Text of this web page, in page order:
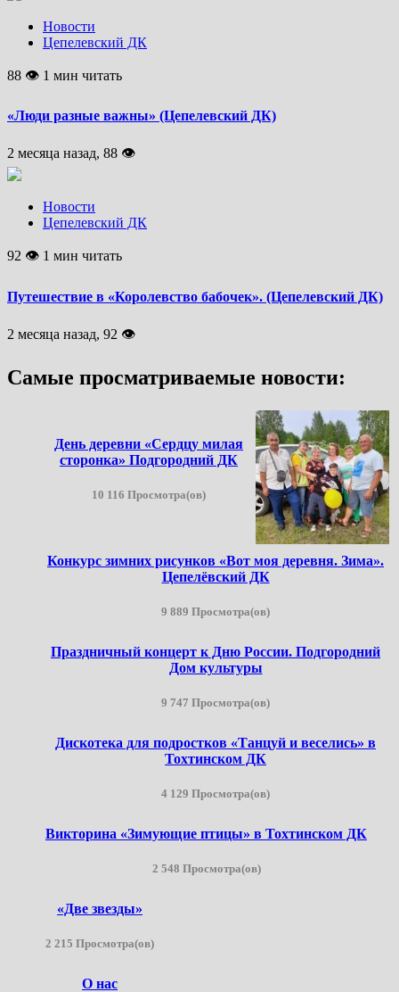
Новости
Цепелевский ДК
88 👁 1 мин читать
«Люди разные важны» (Цепелевский ДК)
2 месяца назад, 88 👁
Новости
Цепелевский ДК
92 👁 1 мин читать
Путешествие в «Королевство бабочек». (Цепелевский ДК)
2 месяца назад, 92 👁
Самые просматриваемые новости:
День деревни «Сердцу милая
сторонка» Подгородний ДК
10 116 Просмотра(ов)
Конкурс зимних рисунков «Вот моя деревня. Зима».
Цепелёвский ДК
9 889 Просмотра(ов)
Праздничный концерт к Дню России. Подгородний
Дом культуры
9 747 Просмотра(ов)
Дискотека для подростков «Танцуй и веселись» в
Тохтинском ДК
4 129 Просмотра(ов)
Викторина «Зимующие птицы» в Тохтинском ДК
2 548 Просмотра(ов)
«Две звезды»
2 215 Просмотра(ов)
О нас